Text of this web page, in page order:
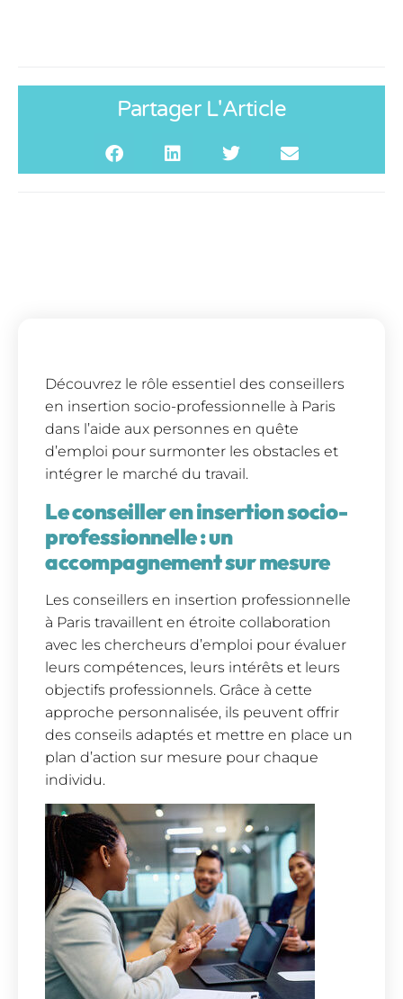
Partager L'Article
Découvrez le rôle essentiel des conseillers
en insertion socio-professionnelle à Paris
dans l’aide aux personnes en quête
d’emploi pour surmonter les obstacles et
intégrer le marché du travail.
Le conseiller en insertion socio-
professionnelle : un
accompagnement sur mesure
Les conseillers en insertion professionnelle
à Paris travaillent en étroite collaboration
avec les chercheurs d’emploi pour évaluer
leurs compétences, leurs intérêts et leurs
objectifs professionnels. Grâce à cette
approche personnalisée, ils peuvent offrir
des conseils adaptés et mettre en place un
plan d’action sur mesure pour chaque
individu.